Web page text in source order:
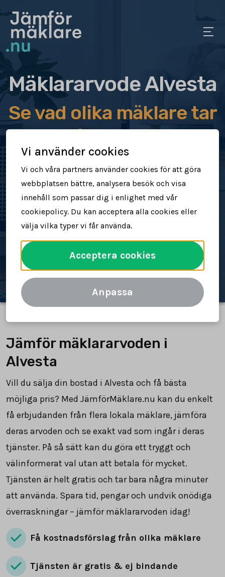
Mäklararvode Alvesta
Se vad olika mäklare tar
i arvode
Jämför mäklararvoden
Se vad mäklare tar för att sälja din
bostad
Spara tid och pengar
Jämför mäklararvoden
Jämför mäklararvoden i
Alvesta
Vill du sälja din bostad i Alvesta och få bästa
möjliga pris? Med JämförMäklare.nu kan du enkelt
få erbjudanden från flera lokala mäklare, jämföra
deras arvoden och se exakt vad som ingår i deras
tjänster. På så sätt kan du göra ett tryggt och
välinformerat val utan att betala för mycket.
Tjänsten är helt gratis och tar bara några minuter
att använda. Spara tid, pengar och undvik onödiga
överraskningar – jämför mäklararvoden idag!
Få kostnadsförslag från olika mäklare
Tjänsten är gratis & ej bindande
Vi använder cookies
Vi och våra partners använder cookies för att göra
webbplatsen bättre, analysera besök och visa
innehåll som passar dig i enlighet med vår
cookiepolicy. Du kan acceptera alla cookies eller
välja vilka typer vi får använda.
Acceptera cookies
Anpassa